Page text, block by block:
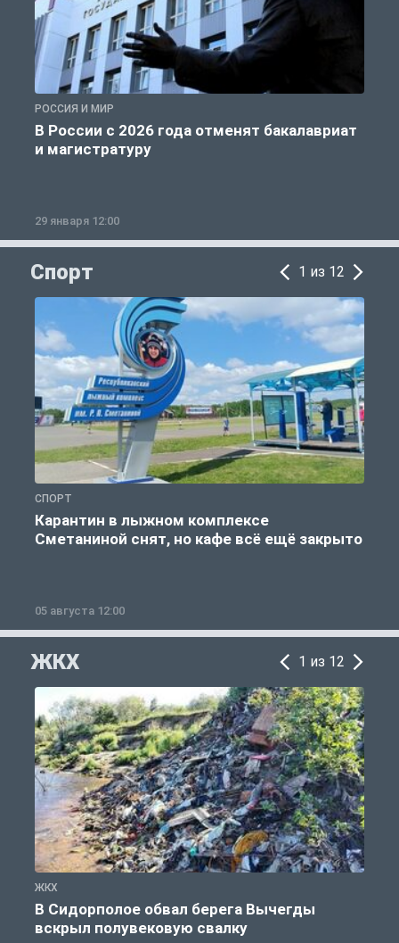
РОССИЯ И МИР
В России с 2026 года отменят бакалавриат
и магистратуру
29 января 12:00
Спорт 1 из 12
СПОРТ
Карантин в лыжном комплексе
Сметаниной снят, но кафе всё ещё закрыто
05 августа 12:00
ЖКХ 1 из 12
ЖКХ
В Сидорполое обвал берега Вычегды
вскрыл полувековую свалку